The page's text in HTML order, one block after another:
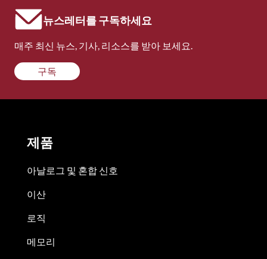
뉴스레터를 구독하세요
매주 최신 뉴스, 기사, 리소스를 받아 보세요.
구독
제품
아날로그 및 혼합 신호
이산
로직
메모리